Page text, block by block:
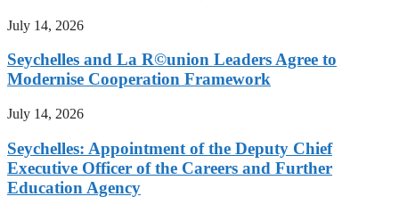
July 14, 2026
Seychelles and La R©union Leaders Agree to
Modernise Cooperation Framework
July 14, 2026
Seychelles: Appointment of the Deputy Chief
Executive Officer of the Careers and Further
Education Agency